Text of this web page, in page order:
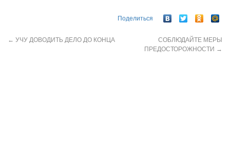
Поделиться
← УЧУ ДОВОДИТЬ ДЕЛО ДО КОНЦА
СОБЛЮДАЙТЕ МЕРЫ
ПРЕДОСТОРОЖНОСТИ →